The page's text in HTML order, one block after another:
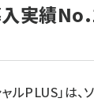
実績
ルPLUS」は